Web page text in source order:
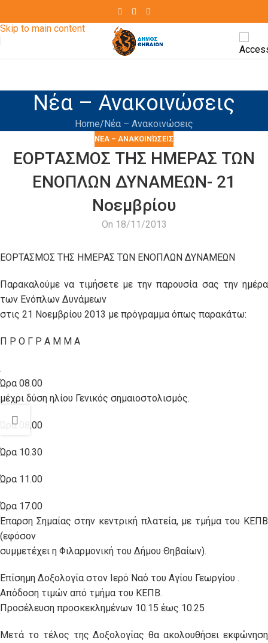
Skip to main content
Νέα – Ανακοινώσεις
Home Νέα – Ανακοινώσεις
ΝΈΑ – ΑΝΑΚΟΙΝΏΣΕΙΣ
ΕΟΡΤΑΣΜΟΣ ΤΗΣ ΗΜΕΡΑΣ ΤΩΝ
ΕΝΟΠΛΩΝ ΔΥΝΑΜΕΩΝ- 21
Νοεμβρίου
On 18/11/2013
ΕΟΡΤΑΣΜΟΣ ΤΗΣ ΗΜΕΡΑΣ ΤΩΝ ΕΝΟΠΛΩΝ ΔΥΝΑΜΕΩΝ
Παρακαλούμε να τιμήσετε με την παρουσία σας την ημέρα
των Ενόπλων Δυνάμεων
στις 21 Νοεμβρίου 2013 με πρόγραμμα όπως παρακάτω:
Π Ρ Ο Γ Ρ Α Μ Μ Α
.
Ώρα 08.00
μέχρι δύση ηλίου Γενικός σημαιοστολισμός.
Ώρα 08.00
Ώρα 10.30
Ώρα 11.00
Ώρα 17.00
Έπαρση Σημαίας στην κεντρική πλατεία, με τμήμα του ΚΕΠΒ
(εφόσον
συμμετέχει η Φιλαρμονική του Δήμου Θηβαίων).
Επίσημη Δοξολογία στον Ιερό Ναό του Αγίου Γεωργίου .
Απόδοση τιμών από τμήμα του ΚΕΠΒ.
Προσέλευση προσκεκλημένων 10.15 έως 10.25
Μετά το τέλος της Δοξολογίας θα ακολουθήσει εκφώνηση